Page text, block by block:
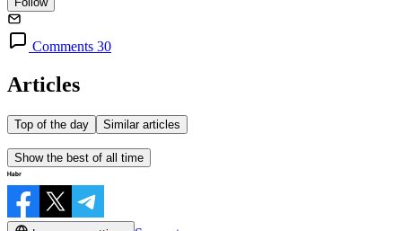
Comments 30
Articles
Top of the day Similar articles
Show the best of all time